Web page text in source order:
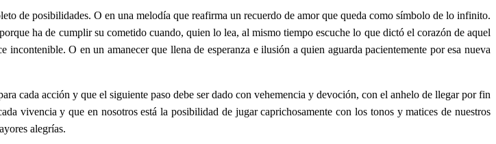
de posibilidades. O en una melodía que reafirma un recuerdo de amor que queda como símbolo de lo infinito.
ha de cumplir su cometido cuando, quien lo lea, al mismo tiempo escuche lo que dictó el corazón de aquel
O en un amanecer que llena de esperanza e ilusión a quien aguarda pacientemente por esa nueva
cada acción y que el siguiente paso debe ser dado con vehemencia y devoción, con el anhelo de llegar por fin
vivencia y que en nosotros está la posibilidad de jugar caprichosamente con los tonos y matices de nuestros
alegrías.